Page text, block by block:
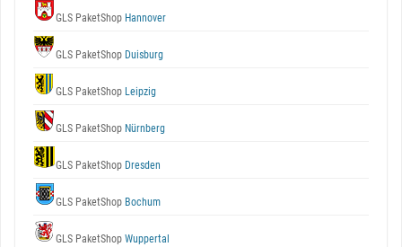
GLS PaketShop Hannover
GLS PaketShop Duisburg
GLS PaketShop Leipzig
GLS PaketShop Nürnberg
GLS PaketShop Dresden
GLS PaketShop Bochum
GLS PaketShop Wuppertal